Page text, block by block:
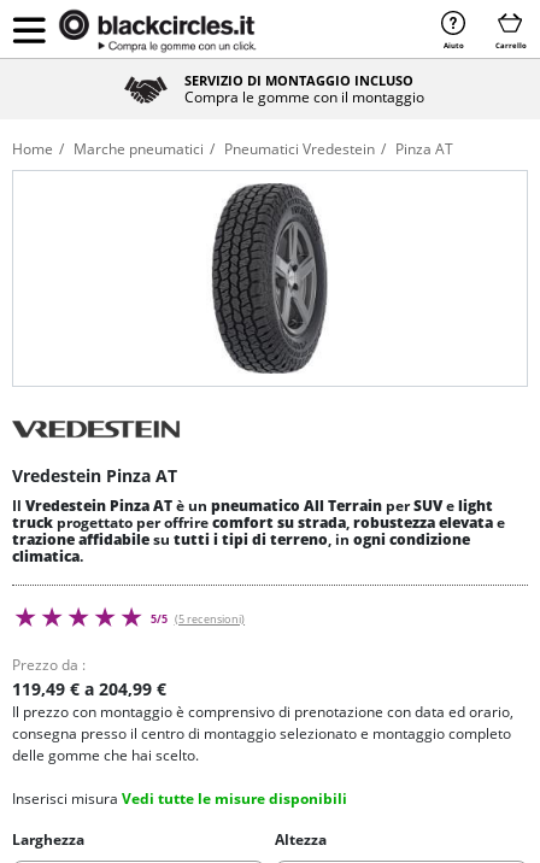
Aiuto Carrello
SERVIZIO DI MONTAGGIO INCLUSO
Compra le gomme con il montaggio
Home Marche pneumatici Pneumatici Vredestein Pinza AT
Vredestein Pinza AT
Il Vredestein Pinza ATè un pneumatico All Terrain perSUVelight
truck progettato per offrirecomfort su strada,robustezza elevatae
trazione affidabilesu tutti i tipi di terreno, in ogni condizione
climatica.
5/5 (5 recensioni)
Prezzo da :
119,49 € a 204,99 €
Il prezzo con montaggio è comprensivo di prenotazione con data ed orario,
consegna presso il centro di montaggio selezionato e montaggio completo
delle gomme che hai scelto.
Inserisci misura Vedi tutte le misure disponibili
Larghezza
Altezza